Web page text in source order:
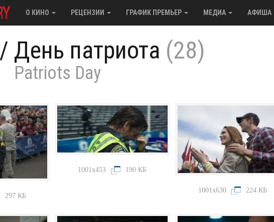
О КИНО РЕЦЕНЗИИ ГРАФИК ПРЕМЬЕР МЕДИА АФИША
/ День патриота (28)
Patriots Day
297 КБ
1001x453 190 КБ
1001x630 224 КБ